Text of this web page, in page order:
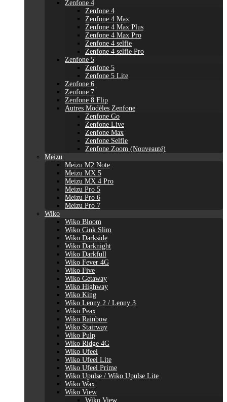
Zenfone 4
Zenfone 4
Zenfone 4 Max
Zenfone 4 Max Plus
Zenfone 4 Max Pro
Zenfone 4 selfie
Zenfone 4 selfie Pro
Zenfone 5
Zenfone 5
Zenfone 5 Lite
Zenfone 6
Zenfone 7
Zenfone 8 Flip
Autres Modèles Zenfone
Zenfone Go
Zenfone Live
Zenfone Max
Zenfone Selfie
Zenfone Zoom (Nouveauté)
Meizu
Meizu M2 Note
Meizu MX 5
Meizu MX 4 Pro
Meizu Pro 5
Meizu Pro 6
Meizu Pro 7
Wiko
Wiko Bloom
Wiko Cink Slim
Wiko Darkside
Wiko Darknight
Wiko Darkfull
Wiko Fever 4G
Wiko Five
Wiko Getaway
Wiko Highway
Wiko King
Wiko Lenny 2 / Lenny 3
Wiko Peax
Wiko Rainbow
Wiko Stairway
Wiko Pulp
Wiko Ridge 4G
Wiko Ufeel
Wiko Ufeel Lite
Wiko Ufeel Prime
Wiko Upulse / Wiko Upulse Lite
Wiko Wax
Wiko View
Wiko View